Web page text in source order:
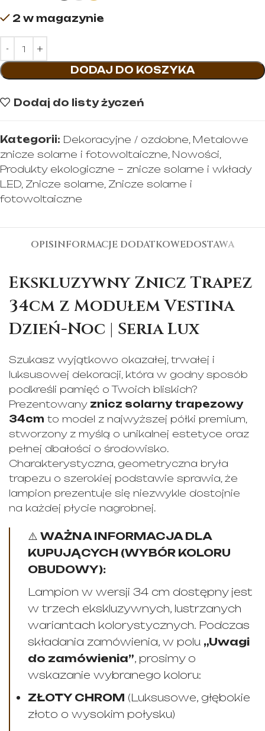
2 w magazynie
DODAJ DO KOSZYKA
Dodaj do listy życzeń
Kategorii: Dekoracyjne / ozdobne Metalowe
znicze solarne i fotowoltaiczne Nowości
Produkty ekologiczne – znicze solarne i wkłady
LED Znicze solarne Znicze solarne i
fotowoltaiczne
OPISINFORMACJE DODATKOWEDOSTAWA
Ekskluzywny Znicz Trapez
34cm z Modułem Vestina
Dzień-Noc | Seria Lux
Szukasz wyjątkowo okazałej, trwałej i
luksusowej dekoracji, która w godny sposób
podkreśli pamięć o Twoich bliskich?
Prezentowany znicz solarny trapezowy
34cm to model z najwyższej półki premium,
stworzony z myślą o unikalnej estetyce oraz
pełnej dbałości o środowisko.
Charakterystyczna, geometryczna bryła
trapezu o szerokiej podstawie sprawia, że
lampion prezentuje się niezwykle dostojnie
na każdej płycie nagrobnej.
⚠️ WAŻNA INFORMACJA DLA
KUPUJĄCYCH (WYBÓR KOLORU
OBUDOWY):
Lampion w wersji 34 cm dostępny jest
w trzech ekskluzywnych, lustrzanych
wariantach kolorystycznych. Podczas
składania zamówienia, w polu „Uwagi
do zamówienia”, prosimy o
wskazanie wybranego koloru:
ZŁOTY CHROM (Luksusowe, głębokie
złoto o wysokim połysku)